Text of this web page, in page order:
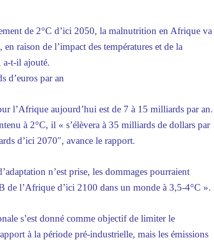
de 2°C d’ici 2050, la malnutrition en Afrique va
raison de l’impact des températures et de la
a-t-il ajouté.
d’euros par an
l’Afrique aujourd’hui est de 7 à 15 milliards par an.
à 2°C, il « s’élèvera à 35 milliards de dollars par
d’ici 2070″, avance le rapport.
n’est prise, les dommages pourraient
de l’Afrique d’ici 2100 dans un monde à 3,5-4°C ».
s’est donné comme objectif de limiter le
à la période pré-industrielle, mais les émissions